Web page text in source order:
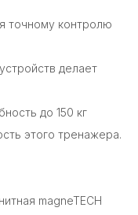
точному контролю
делает
до 150 кг
этого тренажера.
magneTECH